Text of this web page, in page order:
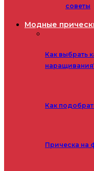
советы
Модные
Как выбрать
Как
Прическа на